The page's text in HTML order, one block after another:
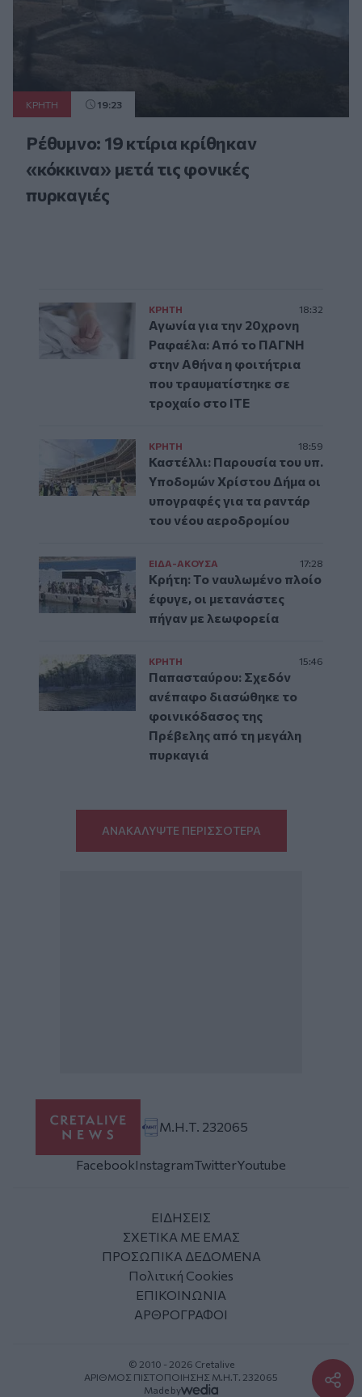
ΚΡΗΤΗ 19:23
Ρέθυμνο: 19 κτίρια κρίθηκαν
«κόκκινα» μετά τις φονικές
πυρκαγιές
ΚΡΗΤΗ 18:32
Αγωνία για την 20χρονη
Ραφαέλα: Από το ΠΑΓΝΗ
στην Αθήνα η φοιτήτρια
που τραυματίστηκε σε
τροχαίο στο ΙΤΕ
ΚΡΗΤΗ 18:59
Καστέλλι: Παρουσία του υπ.
Υποδομών Χρίστου Δήμα οι
υπογραφές για τα ραντάρ
του νέου αεροδρομίου
ΕΙΔΑ-ΑΚΟΥΣΑ 17:28
Κρήτη: Το ναυλωμένο πλοίο
έφυγε, οι μετανάστες
πήγαν με λεωφορεία
ΚΡΗΤΗ 15:46
Παπασταύρου: Σχεδόν
ανέπαφο διασώθηκε το
φοινικόδασος της
Πρέβελης από τη μεγάλη
πυρκαγιά
ΑΝΑΚΑΛΥΨΤΕ ΠΕΡΙΣΣΟΤΕΡΑ
Μ.Η.Τ. 232065
FacebookInstagramTwitterYoutube
ΕΙΔΗΣΕΙΣ
ΣΧΕΤΙΚΑ ΜΕ ΕΜΑΣ
ΠΡΟΣΩΠΙΚΑ ΔΕΔΟΜΕΝΑ
Πολιτική Cookies
ΕΠΙΚΟΙΝΩΝΙΑ
ΑΡΘΡΟΓΡΑΦΟΙ
© 2010 - 2026 Cretalive
ΑΡΙΘΜΟΣ ΠΙΣΤΟΠΟΙΗΣΗΣ Μ.Η.Τ. 232065
Made by